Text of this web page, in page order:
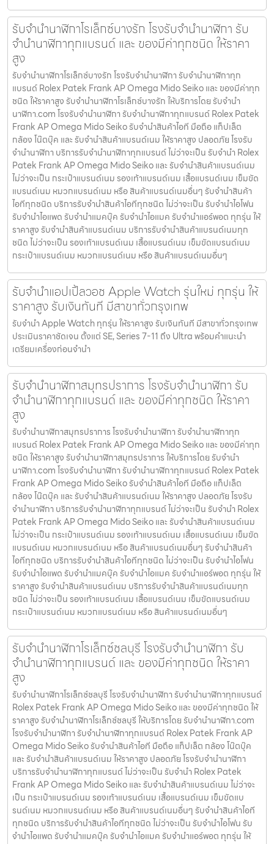
รับจำนำนาฬิกาโรเล็กซ์บางรัก โรงรับจำนำนาฬิกา รับ
จำนำนาฬิกาทุกแบรนด์ และ ของมีค่าทุกชนิด ให้ราคา
สูง
รับจำนำนาฬิกาโรเล็กซ์บางรัก โรงรับจำนำนาฬิกา รับจำนำนาฬิกาทุก
แบรนด์ Rolex Patek Frank AP Omega Mido Seiko และ ของมีค่าทุก
ชนิด ให้ราคาสูง รับจำนำนาฬิกาโรเล็กซ์บางรัก ให้บริการโดย รับจํานํา
นาฬิกา.com โรงรับจำนำนาฬิกา รับจำนำนาฬิกาทุกแบรนด์ Rolex Patek
Frank AP Omega Mido Seiko รับจำนำสินค้าไอที มือถือ แท็ปเล็ต
กล้อง โน๊ตบุ๊ค และ รับจำนำสินค้าแบรนด์เนม ให้ราคาสูง ปลอดภัย โรงรับ
จำนำนาฬิกา บริการรับจำนำนาฬิกาทุกแบรนด์ ไม่ว่าจะเป็น รับจำนำ Rolex
Patek Frank AP Omega Mido Seiko และ รับจำนำสินค้าแบรนด์เนม
ไม่ว่าจะเป็น กระเป๋าแบรนด์เนม รองเท้าแบรนด์เนม เสื้อแบรนด์เนม เข็มขัด
แบรนด์เนม หมวกแบรนด์เนม หรือ สินค้าแบรนด์เนมอื่นๆ รับจำนำสินค้า
ไอทีทุกชนิด บริการรับจำนำสินค้าไอทีทุกชนิด ไม่ว่าจะเป็น รับจำนำไอโฟน
รับจำนำไอแพด รับจำนำแมคบุ๊ค รับจำนำไอแมค รับจำนำแอร์พอต ทุกรุ่น ให้
ราคาสูง รับจำนำสินค้าแบรนด์เนม บริการรับจำนำสินค้าแบรนด์เนมทุก
ชนิด ไม่ว่าจะเป็น รองเท้าแบรนด์เนม เสื้อแบรนด์เนม เข็มขัดแบรนด์เนม
กระเป๋าแบรนด์เนม หมวกแบรนด์เนม หรือ สินค้าแบรนด์เนมอื่นๆ
รับจำนำแอปเปิ้ลวอช Apple Watch รุ่นใหม่ ทุกรุ่น ให้
ราคาสูง รับเงินทันที มีสาขาทั่วกรุงเทพ
รับจำนำ Apple Watch ทุกรุ่น ให้ราคาสูง รับเงินทันที มีสาขาทั่วกรุงเทพ
ประเมินราคาชัดเจน ตั้งแต่ SE, Series 7-11 ถึง Ultra พร้อมคำแนะนำ
เตรียมเครื่องก่อนจำนำ
รับจำนำนาฬิกาสมุทรปราการ โรงรับจำนำนาฬิกา รับ
จำนำนาฬิกาทุกแบรนด์ และ ของมีค่าทุกชนิด ให้ราคา
สูง
รับจำนำนาฬิกาสมุทรปราการ โรงรับจำนำนาฬิกา รับจำนำนาฬิกาทุก
แบรนด์ Rolex Patek Frank AP Omega Mido Seiko และ ของมีค่าทุก
ชนิด ให้ราคาสูง รับจำนำนาฬิกาสมุทรปราการ ให้บริการโดย รับจํานํา
นาฬิกา.com โรงรับจำนำนาฬิกา รับจำนำนาฬิกาทุกแบรนด์ Rolex Patek
Frank AP Omega Mido Seiko รับจำนำสินค้าไอที มือถือ แท็ปเล็ต
กล้อง โน๊ตบุ๊ค และ รับจำนำสินค้าแบรนด์เนม ให้ราคาสูง ปลอดภัย โรงรับ
จำนำนาฬิกา บริการรับจำนำนาฬิกาทุกแบรนด์ ไม่ว่าจะเป็น รับจำนำ Rolex
Patek Frank AP Omega Mido Seiko และ รับจำนำสินค้าแบรนด์เนม
ไม่ว่าจะเป็น กระเป๋าแบรนด์เนม รองเท้าแบรนด์เนม เสื้อแบรนด์เนม เข็มขัด
แบรนด์เนม หมวกแบรนด์เนม หรือ สินค้าแบรนด์เนมอื่นๆ รับจำนำสินค้า
ไอทีทุกชนิด บริการรับจำนำสินค้าไอทีทุกชนิด ไม่ว่าจะเป็น รับจำนำไอโฟน
รับจำนำไอแพด รับจำนำแมคบุ๊ค รับจำนำไอแมค รับจำนำแอร์พอต ทุกรุ่น ให้
ราคาสูง รับจำนำสินค้าแบรนด์เนม บริการรับจำนำสินค้าแบรนด์เนมทุก
ชนิด ไม่ว่าจะเป็น รองเท้าแบรนด์เนม เสื้อแบรนด์เนม เข็มขัดแบรนด์เนม
กระเป๋าแบรนด์เนม หมวกแบรนด์เนม หรือ สินค้าแบรนด์เนมอื่นๆ
รับจำนำนาฬิกาโรเล็กซ์ชลบุรี โรงรับจำนำนาฬิกา รับ
จำนำนาฬิกาทุกแบรนด์ และ ของมีค่าทุกชนิด ให้ราคา
สูง
รับจำนำนาฬิกาโรเล็กซ์ชลบุรี โรงรับจำนำนาฬิกา รับจำนำนาฬิกาทุกแบรนด์
Rolex Patek Frank AP Omega Mido Seiko และ ของมีค่าทุกชนิด ให้
ราคาสูง รับจำนำนาฬิกาโรเล็กซ์ชลบุรี ให้บริการโดย รับจํานํานาฬิกา.com
โรงรับจำนำนาฬิกา รับจำนำนาฬิกาทุกแบรนด์ Rolex Patek Frank AP
Omega Mido Seiko รับจำนำสินค้าไอที มือถือ แท็ปเล็ต กล้อง โน๊ตบุ๊ค
และ รับจำนำสินค้าแบรนด์เนม ให้ราคาสูง ปลอดภัย โรงรับจำนำนาฬิกา
บริการรับจำนำนาฬิกาทุกแบรนด์ ไม่ว่าจะเป็น รับจำนำ Rolex Patek
Frank AP Omega Mido Seiko และ รับจำนำสินค้าแบรนด์เนม ไม่ว่าจะ
เป็น กระเป๋าแบรนด์เนม รองเท้าแบรนด์เนม เสื้อแบรนด์เนม เข็มขัดแบ
รนด์เนม หมวกแบรนด์เนม หรือ สินค้าแบรนด์เนมอื่นๆ รับจำนำสินค้าไอที
ทุกชนิด บริการรับจำนำสินค้าไอทีทุกชนิด ไม่ว่าจะเป็น รับจำนำไอโฟน รับ
จำนำไอแพด รับจำนำแมคบุ๊ค รับจำนำไอแมค รับจำนำแอร์พอต ทุกรุ่น ให้